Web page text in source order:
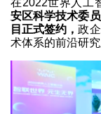
在2022世界人工
安区科学技术委
目正式签约，政
术体系的前沿研究